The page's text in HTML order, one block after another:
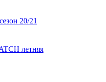
20/21
летняя